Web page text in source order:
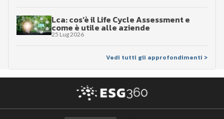
Lca: cos’è il Life Cycle Assessment e
come è utile alle aziende
25 Lug 2026
Vedi tutti gli approfondimenti >